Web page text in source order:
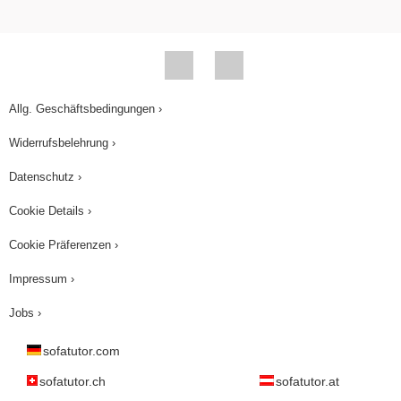
Namen des Sprechers oder der Sprecherin mit
einem Doppelpunkt vor die eigentliche Rede zu
verwendest, hängt immer von der Art des
Dialoges und dem Zusammenhang bzw. Kontext
mit einem Geviertstrich (em dash). Pausen durch
Allg. Geschäftsbedingungen ›
Widerrufsbelehrung ›
Datenschutz ›
Cookie Details ›
Cookie Präferenzen ›
Impressum ›
Jobs ›
sofatutor.com
sofatutor.ch sofatutor.at